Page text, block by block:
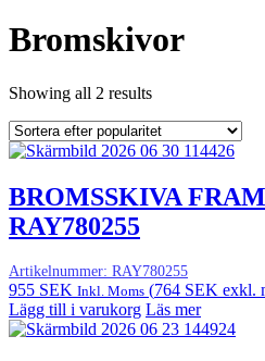
Bromskivor
Showing all 2 results
BROMSSKIVA
RAY780255
Artikelnummer: RAY780255
955 SEK Inkl. Moms (764 SEK exkl.
Lägg till i varukorg Läs mer